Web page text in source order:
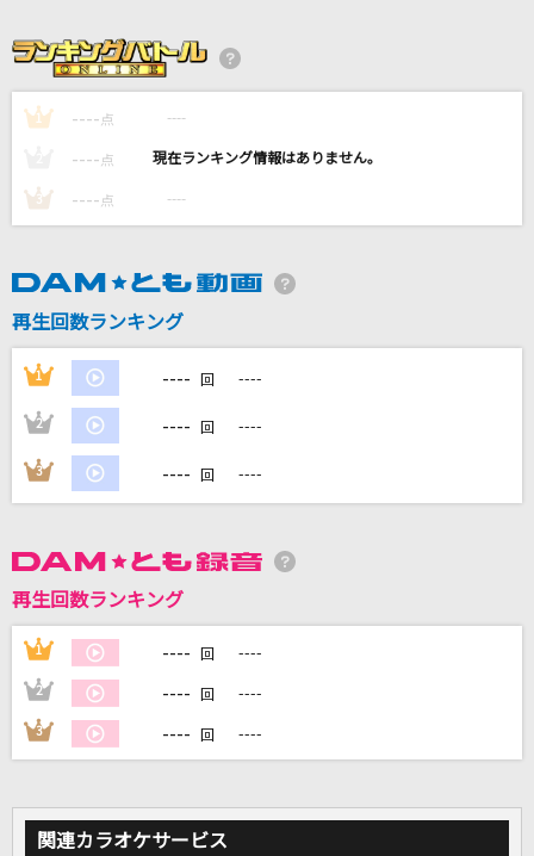
[生音]愛が呼ぶほうへ
ポルノグラフィティ
もっと見る
DAMに会員登録・ログインして
家族や友達と一緒に！練習にも！
1 ---- 点 ----
---- 点 ----
3 ---- 点 ----
再生回数ランキング
1 ---- 回 ----
2 ---- 回 ----
3 ---- 回 ----
再生回数ランキング
1 ---- 回 ----
2 ---- 回 ----
3 ---- 回 ----
関連カラオケサービス